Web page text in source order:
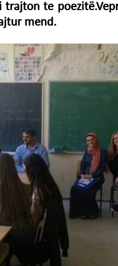
te
mend.